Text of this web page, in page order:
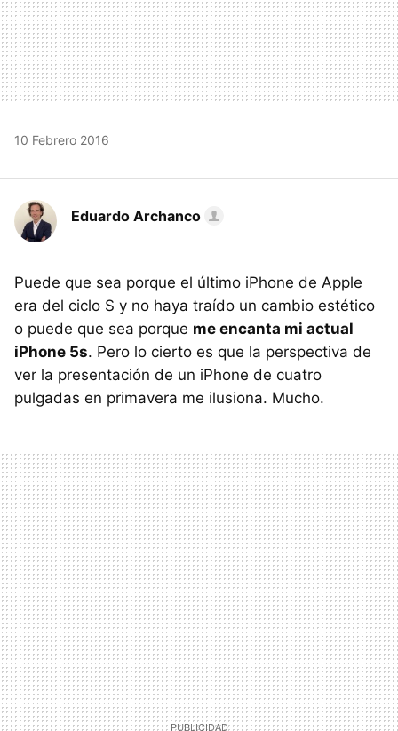
10 Febrero 2016
Eduardo Archanco
Puede que sea porque el último iPhone de Apple
era del ciclo S y no haya traído un cambio estético
o puede que sea porque me encanta mi actual
iPhone 5s. Pero lo cierto es que la perspectiva de
ver la presentación de un iPhone de cuatro
pulgadas en primavera me ilusiona. Mucho.